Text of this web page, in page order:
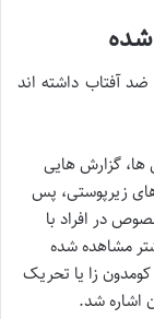
ضد آفتاب داشته اند
ها، گزارش هایی
زیرپوستی، پس
در افراد با
مشاهده شده
زا یا تحریک
اشاره شد.